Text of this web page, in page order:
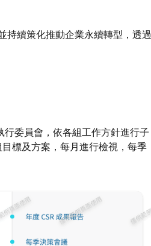
持續策化推動企業永續轉型，透過
委員會，依各組工作方針進行子
標及方案，每月進行檢視，每季